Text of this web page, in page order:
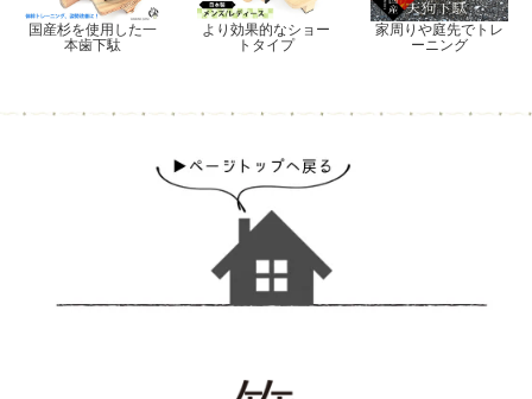
国産杉を使用した一
本歯下駄
より効果的なショー
トタイプ
家周りや庭先でトレ
ーニング